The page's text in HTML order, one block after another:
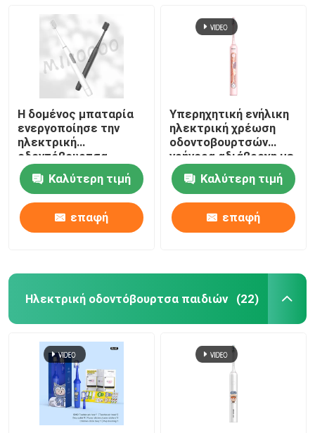
Η δομένος μπαταρία
ενεργοποίησε την
ηλεκτρική
οδοντόβουρτσα
12000 VPM με τις
σκληρές τρίχες της
Dupont
Καλύτερη τιμή
επαφή
Υπερηχητική ενήλικη
ηλεκτρική χρέωση
οδοντοβουρτσών
γρήγορα αδιάβροχη με
4 τρόπους
Καλύτερη τιμή
επαφή
Ηλεκτρική οδοντόβουρτσα παιδιών (22)